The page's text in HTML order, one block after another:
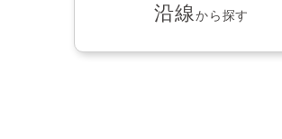
沿線から探す